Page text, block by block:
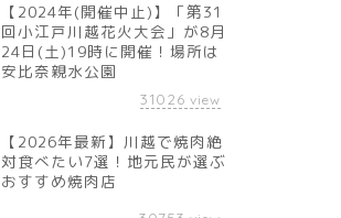
【2024年(開催中止)】「第31
回小江戸川越花火大会」が8月
24日(土)19時に開催！場所は
安比奈親水公園
31026 view
【2026年最新】川越で焼肉絶
対食べたい7選！地元民が選ぶ
おすすめ焼肉店